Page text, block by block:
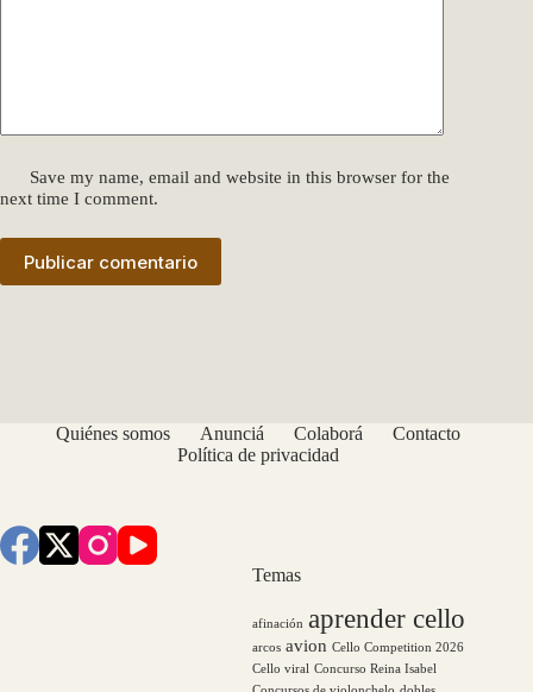
Save my name, email and website in this browser for the
next time I comment.
Publicar comentario
Quiénes somos Anunciá Colaborá
Contacto
Política de privacidad
Temas
afinación aprender cello
arcos avion Cello Competition 2026
Cello viral Concurso Reina Isabel